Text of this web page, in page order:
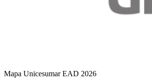
Mapa Unicesumar EAD 2026